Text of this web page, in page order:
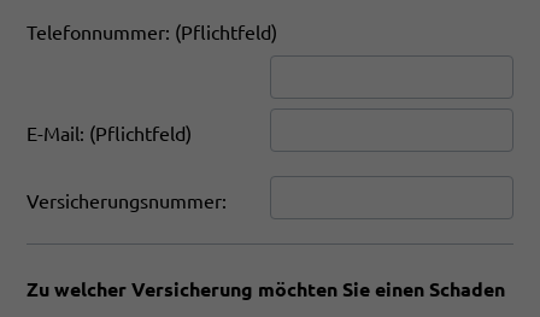
Telefonnummer: (Pflichtfeld)
E-Mail: (Pflichtfeld)
Versicherungsnummer:
Zu welcher Versicherung möchten Sie einen Schaden